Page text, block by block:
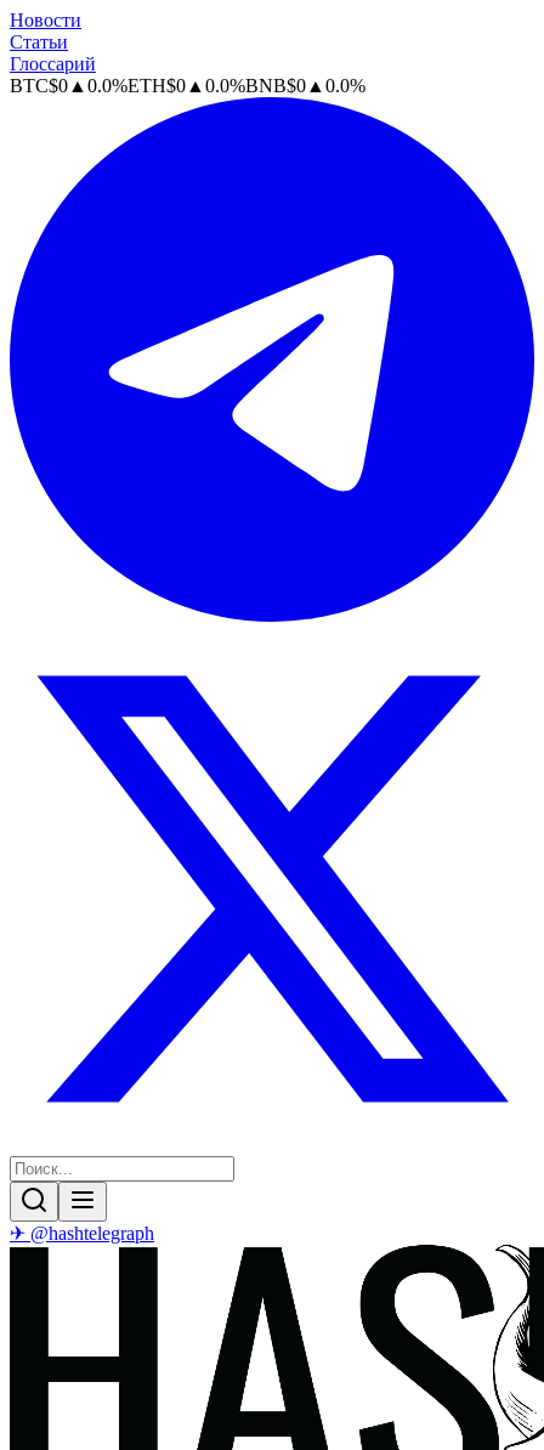
Новости
Статьи
Глоссарий
BTC$0 ▲ 0.0%ETH$0 ▲ 0.0%BNB$0 ▲ 0.0%
✈ @hashtelegraph